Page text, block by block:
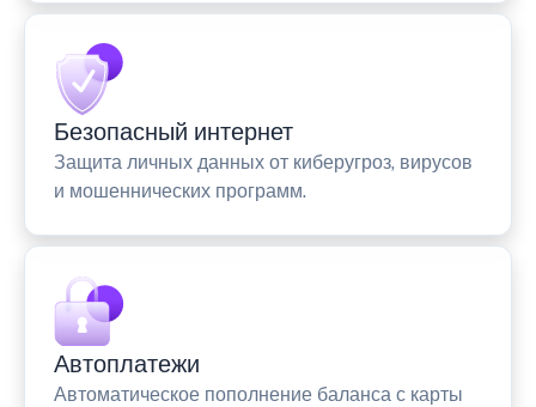
Безопасный интернет
Защита личных данных от киберугроз, вирусов
и мошеннических программ.
Автоплатежи
Автоматическое пополнение баланса с карты